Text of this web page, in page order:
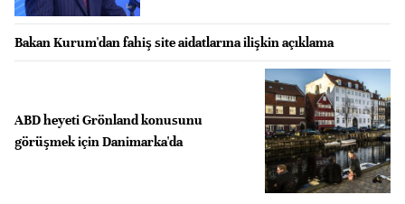
Bakan Kurum'dan fahiş site aidatlarına ilişkin açıklama
ABD heyeti Grönland konusunu
görüşmek için Danimarka'da